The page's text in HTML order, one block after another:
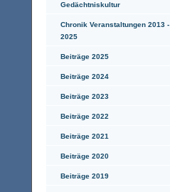
Gedächtniskultur
Chronik Veranstaltungen 2013 -
2025
Beiträge 2025
Beiträge 2024
Beiträge 2023
Beiträge 2022
Beiträge 2021
Beiträge 2020
Beiträge 2019